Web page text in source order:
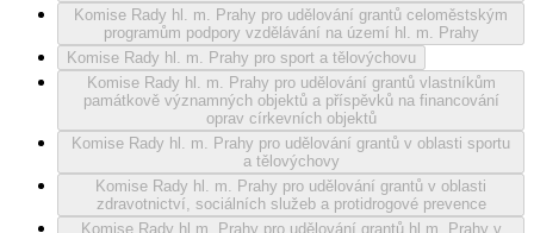
Komise Rady hl. m. Prahy pro udělování grantů celoměstským
programům podpory vzdělávání na území hl. m. Prahy
Komise Rady hl. m. Prahy pro sport a tělovýchovu
Komise Rady hl. m. Prahy pro udělování grantů vlastníkům
památkově významných objektů a příspěvků na financování
oprav církevních objektů
Komise Rady hl. m. Prahy pro udělování grantů v oblasti sportu
a tělovýchovy
Komise Rady hl. m. Prahy pro udělování grantů v oblasti
zdravotnictví, sociálních služeb a protidrogové prevence
Komise Rady hl.m. Prahy pro udělování grantů hl.m. Prahy v